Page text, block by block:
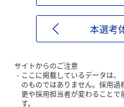
本選考
サイトからのご注意
ここに掲載しているデータは
のものではありません。採用
更や採用担当者が変わることで
す。